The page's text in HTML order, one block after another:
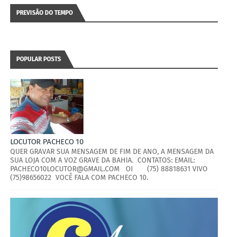
PREVISÃO DO TEMPO
POPULAR POSTS
LOCUTOR PACHECO 10
QUER GRAVAR SUA MENSAGEM DE FIM DE ANO, A MENSAGEM DA
SUA LOJA COM A VOZ GRAVE DA BAHIA. CONTATOS: EMAIL:
PACHECO10LOCUTOR@GMAIL.COM OI (75) 88818631 VIVO
(75)98656022 VOCÊ FALA COM PACHECO 10.